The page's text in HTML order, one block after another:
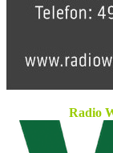
Radio